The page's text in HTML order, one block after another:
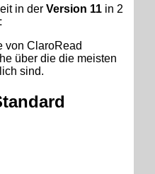
in der Version 11in 2
über die die meisten
sind.
- 312 O 85/98 -
Hamburg
Anbringung
Seite ggf.
kann nur
man sich
distanziert.
von
auf unserer
Inhalte nicht
für alle auf unserer
eine Plattform
bereit. Die